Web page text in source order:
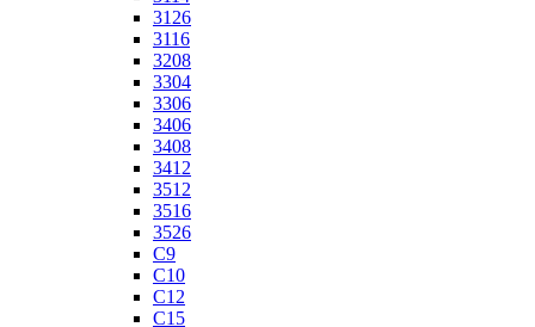
3126
3116
3208
3304
3306
3406
3408
3412
3512
3516
3526
C9
C10
C12
C15